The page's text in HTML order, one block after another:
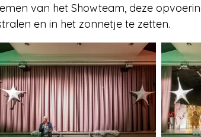
van het Showteam, deze
en in het zonnetje te zetten.